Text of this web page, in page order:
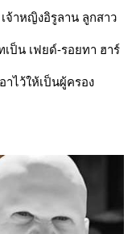
จ้าหญิงอิรูลาน ลูกสาว
ป็น เฟยด์-รอยทา ฮาร์
ไว้ให้เป็นผู้ครอง